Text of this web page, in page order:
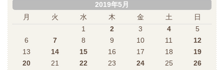
2019年5月
月
火 水 木 金 土 日
1 2 3 4
5
6
7 8 9 10 11
12
13
14 15 16 17 18
19
20
21 22 23 24 25
26